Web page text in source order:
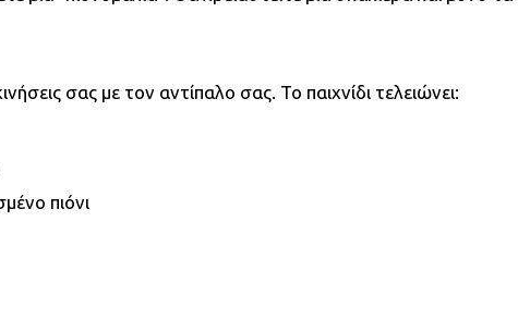
σας με τον αντίπαλο σας. Το παιχνίδι τελειώνει:
πιόνι